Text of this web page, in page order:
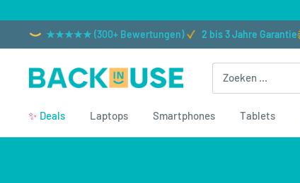
gaan
★★★★★ (300+ Bewertungen) 2 bis 3 Jahre Garantie
Back
Use
✨ Deals Laptops Smartphones Tablets